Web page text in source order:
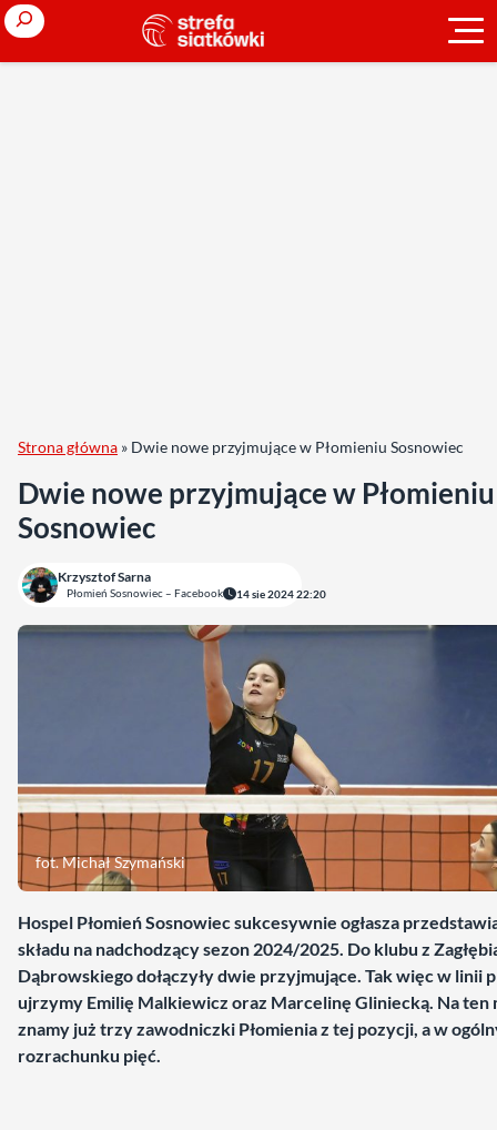
Search
Strona główna » Dwie nowe przyjmujące w Płomieniu Sosnowiec
Dwie nowe przyjmujące w Płomieniu
Sosnowiec
Krzysztof Sarna
Płomień Sosnowiec – Facebook 14 sie 2024 22:20
fot. Michał Szymański
Hospel Płomień Sosnowiec sukcesywnie ogłasza
składu na nadchodzący sezon 2024/2025. Do klubu z
Dąbrowskiego dołączyły dwie przyjmujące. Tak więc w linii
ujrzymy Emilię Malkiewicz oraz Marcelinę Gliniecką. Na ten
znamy już trzy zawodniczki Płomienia z tej pozycji, a w
rozrachunku pięć.